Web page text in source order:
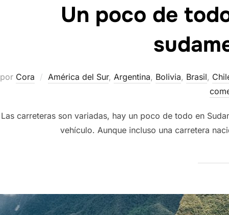
Un poco de
por Cora América del Sur, Argentina, Bolivia, Brasil,
Las carreteras son variadas, hay un poco de todo en
vehículo. Aunque incluso una carretera